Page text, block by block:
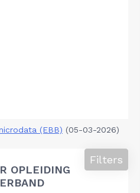
(EBB) (05-03-2026)
OPLEIDING
Filters